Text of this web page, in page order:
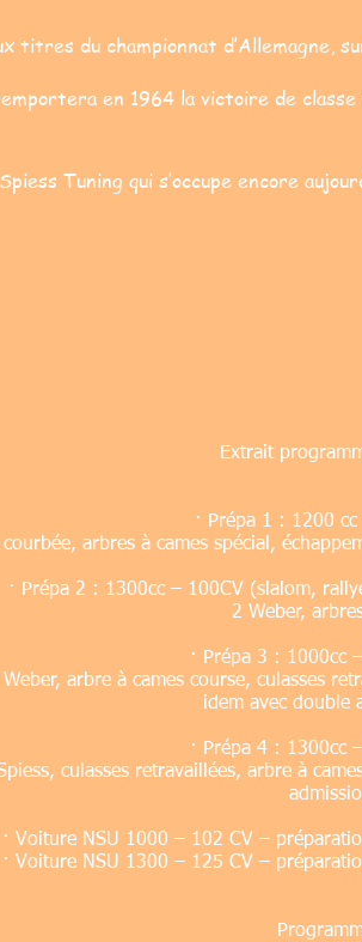
titres du championnat d’Allemagne,
en 1964 la victoire de
Tuning qui s’occupe encore
Extrait
· Prépa 1 : 1200
arbres à cames spécial,
· Prépa 2 : 1300cc – 100CV (slalom,
2 Weber,
· Prépa 3 : 1000cc
Weber, arbre à cames course, culasses
idem avec double
· Prépa 4 : 1300cc
culasses retravaillées, arbre à
· Voiture NSU 1000 – 102 CV –
· Voiture NSU 1300 – 125 CV –